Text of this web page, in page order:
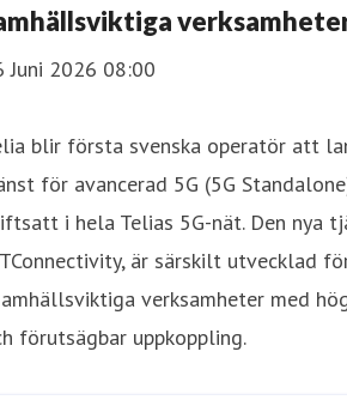
Juni 2026 08:00
blir första svenska operatör att
för avancerad 5G (5G
i hela Telias 5G-nät. Den nya
är särskilt utvecklad
verksamheter med
förutsägbar uppkoppling.